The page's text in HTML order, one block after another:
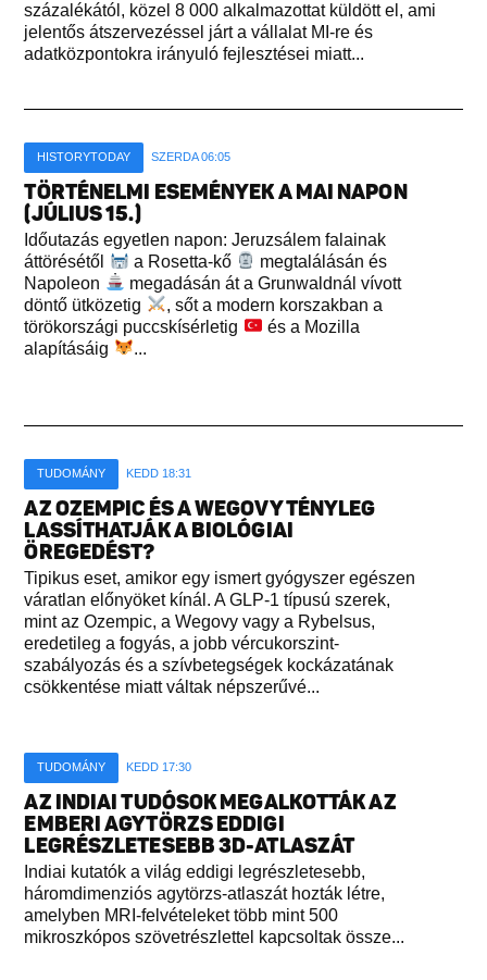
százalékától, közel 8 000 alkalmazottat küldött el, ami
jelentős átszervezéssel járt a vállalat MI-re és
adatközpontokra irányuló fejlesztései miatt...
HISTORYTODAY SZERDA 06:05
TÖRTÉNELMI ESEMÉNYEK A MAI NAPON
(JÚLIUS 15.)
Időutazás egyetlen napon: Jeruzsálem falainak
áttörésétől
a Rosetta-kő
megtalálásán és
Napoleon
megadásán át a Grunwaldnál vívott
döntő ütközetig
, sőt a modern korszakban a
törökországi puccskísérletig
és a Mozilla
alapításáig
...
TUDOMÁNY KEDD 18:31
AZ OZEMPIC ÉS A WEGOVY TÉNYLEG
LASSÍTHATJÁK A BIOLÓGIAI
ÖREGEDÉST?
Tipikus eset, amikor egy ismert gyógyszer egészen
váratlan előnyöket kínál. A GLP-1 típusú szerek,
mint az Ozempic, a Wegovy vagy a Rybelsus,
eredetileg a fogyás, a jobb vércukorszint-
szabályozás és a szívbetegségek kockázatának
csökkentése miatt váltak népszerűvé...
TUDOMÁNY KEDD 17:30
AZ INDIAI TUDÓSOK MEGALKOTTÁK AZ
EMBERI AGYTÖRZS EDDIGI
LEGRÉSZLETESEBB 3D-ATLASZÁT
Indiai kutatók a világ eddigi legrészletesebb,
háromdimenziós agytörzs-atlaszát hozták létre,
amelyben MRI-felvételeket több mint 500
mikroszkópos szövetrészlettel kapcsoltak össze...